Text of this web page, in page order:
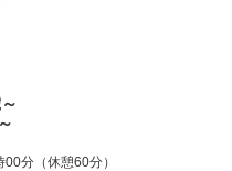
分（休憩60分）